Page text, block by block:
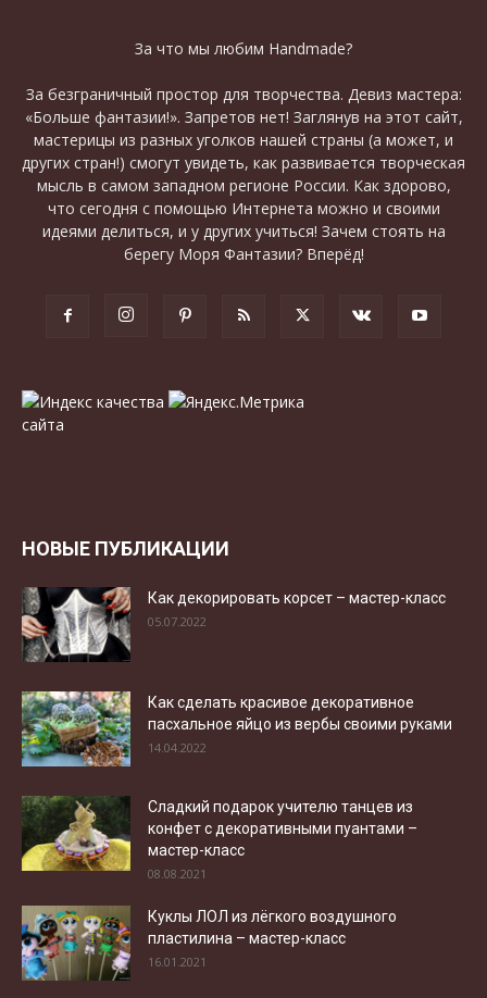
За что мы любим Handmade?
За безграничный простор для творчества. Девиз мастера:
«Больше фантазии!». Запретов нет! Заглянув на этот сайт,
мастерицы из разных уголков нашей страны (а может, и
других стран!) смогут увидеть, как развивается творческая
мысль в самом западном регионе России. Как здорово,
что сегодня с помощью Интернета можно и своими
идеями делиться, и у других учиться! Зачем стоять на
берегу Моря Фантазии? Вперёд!
НОВЫЕ ПУБЛИКАЦИИ
Как декорировать корсет – мастер-класс
05.07.2022
Как сделать красивое декоративное
пасхальное яйцо из вербы своими руками
14.04.2022
Сладкий подарок учителю танцев из
конфет с декоративными пуантами –
мастер-класс
08.08.2021
Куклы ЛОЛ из лёгкого воздушного
пластилина – мастер-класс
16.01.2021